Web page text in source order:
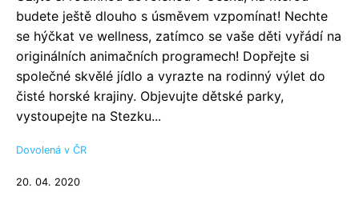
budete ještě dlouho s úsměvem vzpomínat! Nechte
se hýčkat ve wellness, zatímco se vaše děti vyřádí na
originálních animačních programech! Dopřejte si
společné skvělé jídlo a vyrazte na rodinný výlet do
čisté horské krajiny. Objevujte dětské parky,
vystoupejte na Stezku...
Dovolená v ČR
20. 04. 2020